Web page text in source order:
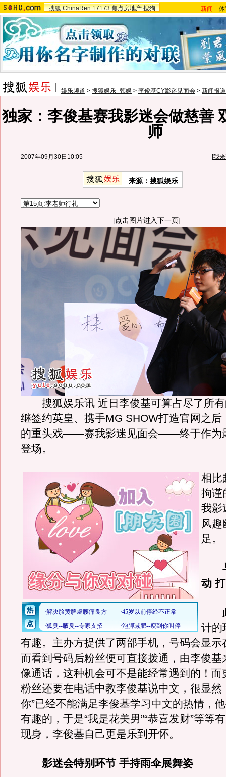
搜狐 ChinaRen 17173 焦点房地产 搜狗 新闻 -
娱乐频道 > 搜狐娱乐_韩娱 > 李俊基CY影迷见面会 > 新闻报道
独家：李俊基赛我影迷会做慈善
师
2007年09月30日10:05 [我
来源：搜狐娱乐
[点击图片进入下一页]
搜狐娱乐讯 近日李俊基可算占尽了所有
继签约英皇、携手MG SHOW打造官网之后
的重头戏——赛我影迷见面会——终于作为
登场。
相比
拘谨
我影
风趣
足。
与
动
此
计的
有趣。主办方提供了两部手机，号码会显示
而看到号码后粉丝便可直接拨通，由李俊基
像通话，这种机会可不是能经常遇到的！而
粉丝还要在电话中教李俊基说中文，很显然
你”已经不能满足李俊基学习中文的热情，
有趣的，于是“我是花美男”“恭喜发财”等等
现身，李俊基自己更是乐到开怀。
影迷会特别环节 手持雨伞展舞姿